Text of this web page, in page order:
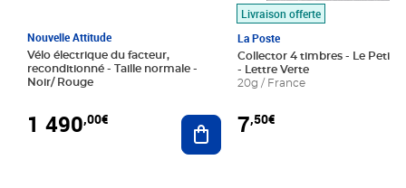
Nouvelle Attitude
Vélo électrique du facteur,
reconditionné - Taille normale -
Noir/ Rouge
1 490,00€ Ajouter au panier
Livraison offerte
La Poste
Collector 4 timbres - Le Petit
- Lettre Verte
20g / France
7,50€